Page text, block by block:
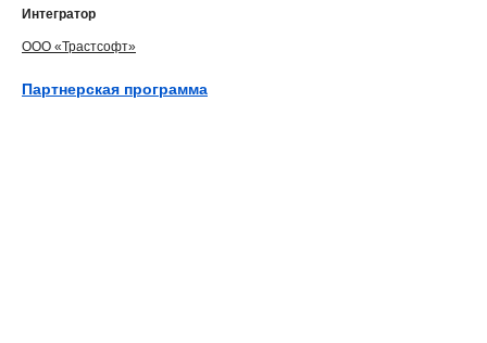
Интегратор
ООО «Трастсофт»
Партнерская программа